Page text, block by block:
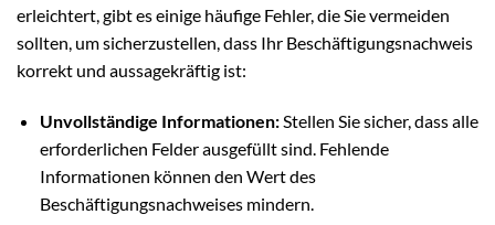
erleichtert, gibt es einige häufige Fehler, die Sie vermeiden
sollten, um sicherzustellen, dass Ihr Beschäftigungsnachweis
korrekt und aussagekräftig ist:
Unvollständige Informationen:Stellen Sie sicher, dass alle
erforderlichen Felder ausgefüllt sind. Fehlende
Informationen können den Wert des
Beschäftigungsnachweises mindern.